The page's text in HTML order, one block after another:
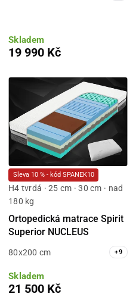
Skladem
19 990 Kč
Sleva 10 % - kód SPANEK10
H4 tvrdá · 25 cm · 30 cm · nad
180 kg
Ortopedická matrace Spirit
Superior NUCLEUS
80x200 cm +9
Skladem
21 500 Kč